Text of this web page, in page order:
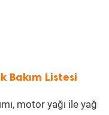
Bakım Listesi
motor yağı ile yağ